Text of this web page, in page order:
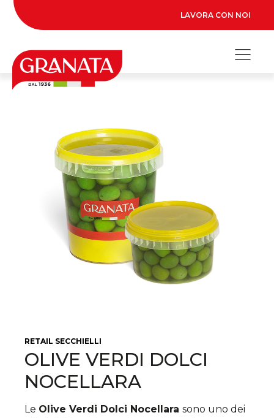
LAVORA CON NOI
RETAIL SECCHIELLI
OLIVE VERDI DOLCI
NOCELLARA
Le Olive Verdi Dolci Nocellara sono uno dei